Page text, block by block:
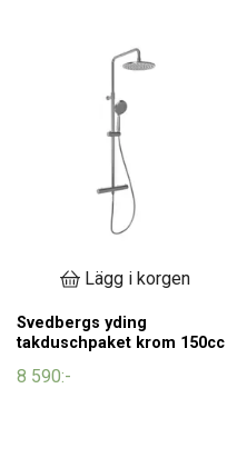
Lägg i korgen
Svedbergs yding
takduschpaket krom 150cc
8 590:-